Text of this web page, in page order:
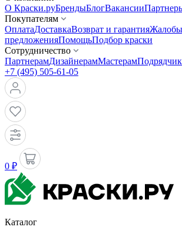
О Краски.руБрендыБлогВакансии
Покупателям
ОплатаДоставкаВозврат и гарантия
предложенияПомощьПодбор краски
Сотрудничество
ПартнерамДизайнерамМастерам
+7 (495) 505-61-05
0 ₽
Каталог